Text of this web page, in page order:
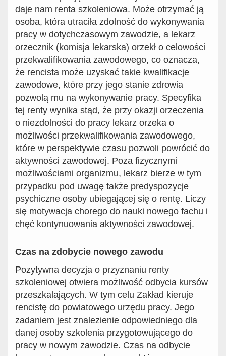
daje nam renta szkoleniowa. Może otrzymać ją
osoba, która utraciła zdolność do wykonywania
pracy w dotychczasowym zawodzie, a lekarz
orzecznik (komisja lekarska) orzekł o celowości
przekwalifikowania zawodowego, co oznacza,
że rencista może uzyskać takie kwalifikacje
zawodowe, które przy jego stanie zdrowia
pozwolą mu na wykonywanie pracy. Specyfika
tej renty wynika stąd, że przy okazji orzeczenia
o niezdolności do pracy lekarz orzeka o
możliwości przekwalifikowania zawodowego,
które w perspektywie czasu pozwoli powrócić do
aktywności zawodowej. Poza fizycznymi
możliwościami organizmu, lekarz bierze w tym
przypadku pod uwagę także predyspozycje
psychiczne osoby ubiegającej się o rentę. Liczy
się motywacja chorego do nauki nowego fachu i
chęć kontynuowania aktywności zawodowej.
Czas na zdobycie nowego zawodu
Pozytywna decyzja o przyznaniu renty
szkoleniowej otwiera możliwość odbycia kursów
przeszkalających. W tym celu Zakład kieruje
rencistę do powiatowego urzędu pracy. Jego
zadaniem jest znalezienie odpowiedniego dla
danej osoby szkolenia przygotowującego do
pracy w nowym zawodzie. Czas na odbycie